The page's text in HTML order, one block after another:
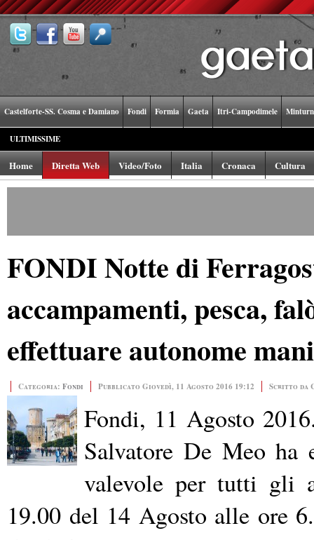
Castelforte-SS. Cosma e Damiano Fondi Formia Gaeta Itri-Campodimele
ULTIMISSIME
Home Diretta Web Video/Foto Italia Cronaca Cultura
FONDI Notte di
accampamenti, pesca,
effettuare autonome
Categoria: Fondi Pubblicato Giovedì, 11 Agosto 2016 19:12 Scritto da
Fondi, 11 Agosto
Salvatore De Meo ha
valevole per tutti gli
19.00 del 14 Agosto alle ore